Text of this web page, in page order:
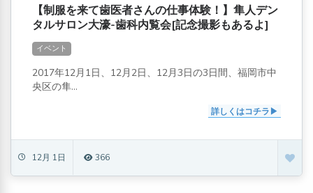
【制服を来て歯医者さんの仕事体験！】隼人デン
タルサロン大濠-歯科内覧会[記念撮影もあるよ]
イベント
2017年12月1日、12月2日、12月3日の3日間、福岡市中
央区の隼...
詳しくはコチラ
12月 1日 366